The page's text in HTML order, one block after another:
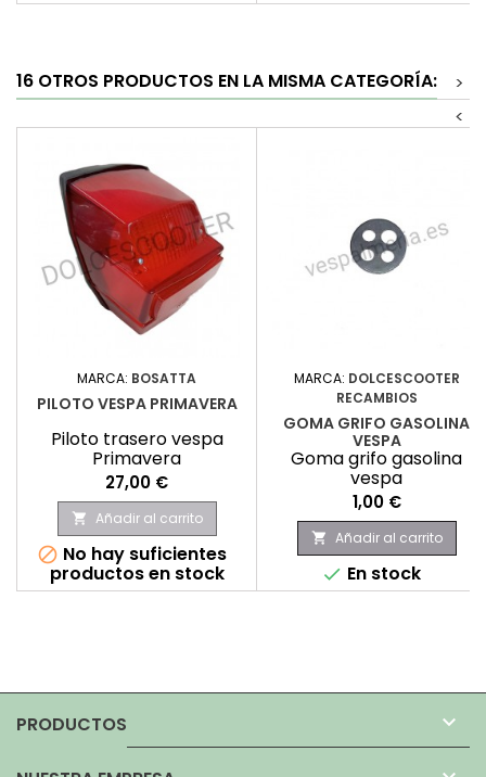
16 OTROS PRODUCTOS EN LA MISMA CATEGORÍA:
>
<
MARCA: BOSATTA
PILOTO VESPA PRIMAVERA
Piloto trasero vespa
Primavera
Precio
27,00 €
 Añadir al carrito
 No hay suficientes
productos en stock
MARCA: DOLCESCOOTER
RECAMBIOS
GOMA GRIFO GASOLINA
VESPA
Goma grifo gasolina
vespa
Precio
1,00 €
 Añadir al carrito
 En stock
PRODUCTOS 